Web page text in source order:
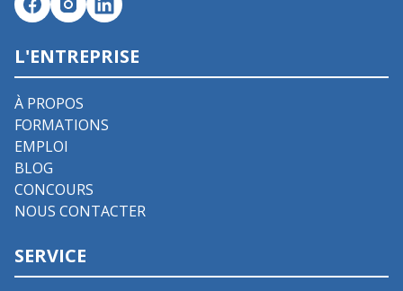
L'ENTREPRISE
À PROPOS
FORMATIONS
EMPLOI
BLOG
CONCOURS
NOUS CONTACTER
SERVICE